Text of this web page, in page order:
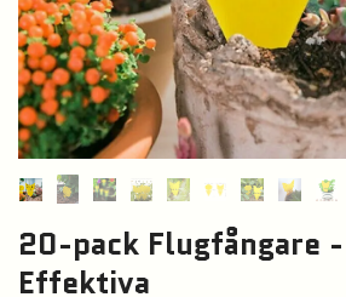
20-pack Flugfångare
Effektiva